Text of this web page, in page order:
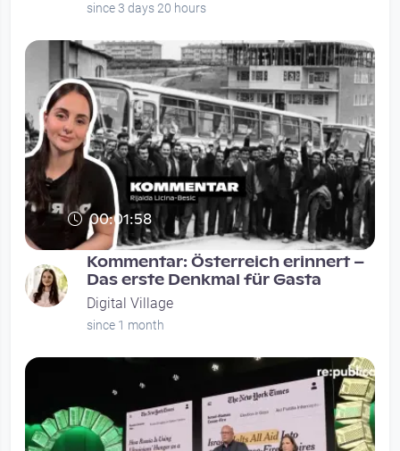
since 3 days 20 hours
00:01:58
Kommentar: Österreich erinnert –
Das erste Denkmal für Gasta
Digital Village
since 1 month